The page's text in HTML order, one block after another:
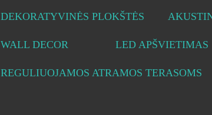
DEKORATYVINĖS PLOKŠTĖS
WALL DECOR LED APŠVIETIMAS
REGULIUOJAMOS ATRAMOS TERASOMS